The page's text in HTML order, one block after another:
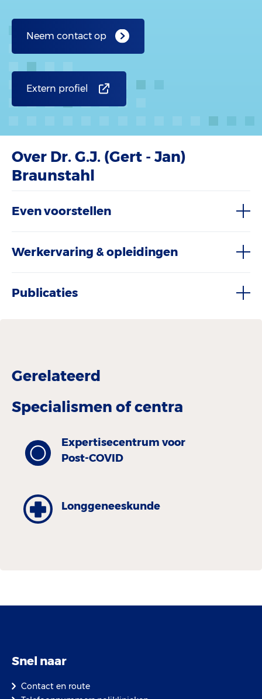
Neem contact op
Extern profiel
Over Dr. G.J. (Gert - Jan)
Braunstahl
Even voorstellen
Werkervaring & opleidingen
Publicaties
Gerelateerd
Specialismen of centra
Expertisecentrum voor
Post-COVID
Longgeneeskunde
Snel naar
Contact en route